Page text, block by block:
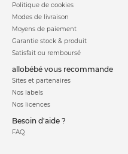
Politique de cookies
Modes de livraison
Moyens de paiement
Garantie stock & produit
Satisfait ou remboursé
allobébé vous recommande
Sites et partenaires
Nos labels
Nos licences
Besoin d'aide ?
FAQ